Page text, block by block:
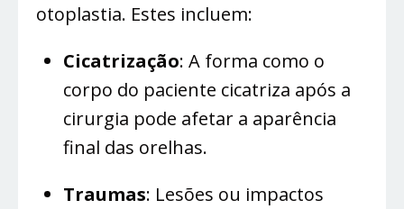
otoplastia. Estes incluem:
Cicatrização: A forma como o
corpo do paciente cicatriza após a
cirurgia pode afetar a aparência
final das orelhas.
Traumas: Lesões ou impactos